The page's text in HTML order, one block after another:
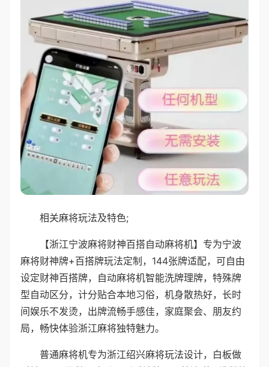
相关麻将玩法及特色;
【浙江宁波麻将财神百搭自动麻将机】专为宁波
麻将财神牌+百搭牌玩法定制，144张牌适配，可自由
设定财神百搭牌，自动麻将机智能洗牌理牌，特殊牌
型自动区分，计分贴合本地习俗，机身散热好，长时
间娱乐不发烫，出牌流畅手感佳，家庭聚会、朋友约
局，畅快体验浙江麻将独特魅力。
普通麻将机专为浙江绍兴麻将玩法设计，白板做